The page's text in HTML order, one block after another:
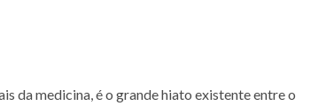
da medicina, é o grande hiato existente entre o